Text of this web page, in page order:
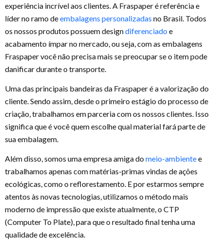
experiência incrível aos clientes. A Fraspaper é referência e
líder no ramo deembalagens personalizadas no Brasil. Todos
os nossos produtos possuem designdiferenciadoe
acabamento ímpar no mercado, ou seja, com as embalagens
Fraspaper você não precisa mais se preocupar se o item pode
danificar durante o transporte.
Uma das principais bandeiras da Fraspaper é a valorização do
cliente. Sendo assim, desde o primeiro estágio do processo de
criação, trabalhamos em parceria com os nossos clientes. Isso
significa que é você quem escolhe qual material fará parte de
sua embalagem.
Além disso, somos uma empresa amiga domeio-ambientee
trabalhamos apenas com matérias-primas vindas de ações
ecológicas, como o reflorestamento. E por estarmos sempre
atentos às novas tecnologias, utilizamos o método mais
moderno de impressão que existe atualmente, o CTP
(Computer To Plate), para que o resultado final tenha uma
qualidade de excelência.